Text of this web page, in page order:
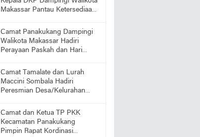
Makassar Pantau Ketersediaan
Camat Panakukang Dampingi
Walikota Makassar Hadiri
Perayaan Paskah dan Hari
Camat Tamalate dan Lurah
Maccini Sombala Hadiri
Peresmian Desa/Kelurahan
Camat dan Ketua TP PKK
Kecamatan Panakukang
Pimpin Rapat Kordinasi